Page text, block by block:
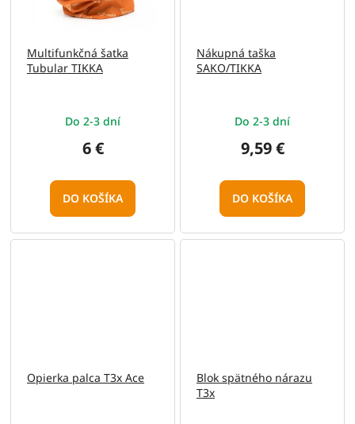
Multifunkčná šatka
Tubular TIKKA
Do 2-3 dní
6 €
DO KOŠÍKA
Nákupná taška
SAKO/TIKKA
Do 2-3 dní
9,59 €
DO KOŠÍKA
Opierka palca T3x Ace
Blok spätného nárazu
T3x